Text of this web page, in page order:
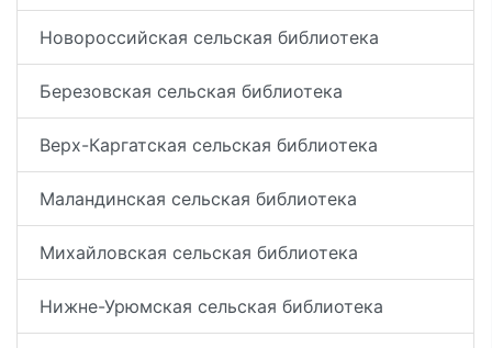
Новороссийская сельская библиотека
Березовская сельская библиотека
Верх-Каргатская сельская библиотека
Маландинская сельская библиотека
Михайловская сельская библиотека
Нижне-Урюмская сельская библиотека